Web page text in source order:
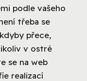
podle vašeho
třeba se
přece,
v ostré
se na web
realizací